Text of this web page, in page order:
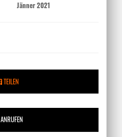
Jänner 2021
TEILEN
ANRUFEN